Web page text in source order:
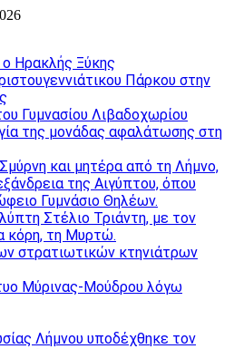
Ηρακλής Ξύκης
Πάρκου στην
Γυμνασίου Λιβαδοχωρίου
της μονάδας αφαλάτωσης στη
και μητέρα από τη Λήμνο,
της Αιγύπτου, όπου
Γυμνάσιο Θηλέων.
Στέλιο Τριάντη, με τον
κόρη, τη Μυρτώ.
στρατιωτικών κτηνιάτρων
Μύρινας-Μούδρου λόγω
Λήμνου υποδέχθηκε τον